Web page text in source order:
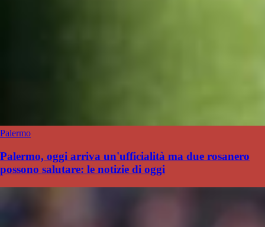
Palermo
Palermo, oggi arriva un'ufficialità ma due rosanero
possono salutare: le notizie di oggi